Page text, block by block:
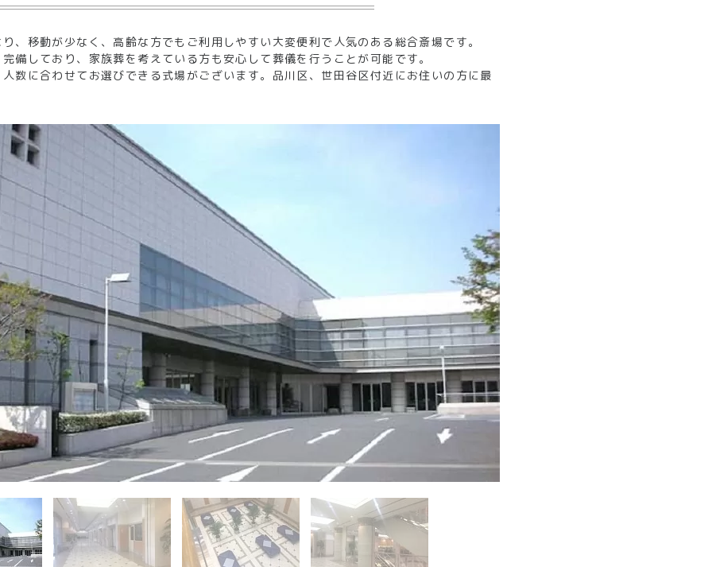
、移動が少なく、高齢な方でもご利用しやすい大変便利で人気のある総合斎場です。
備しており、家族葬を考えている方も安心して葬儀を行うことが可能です。
数に合わせてお選びできる式場がございます。品川区、世田谷区付近にお住いの方に最